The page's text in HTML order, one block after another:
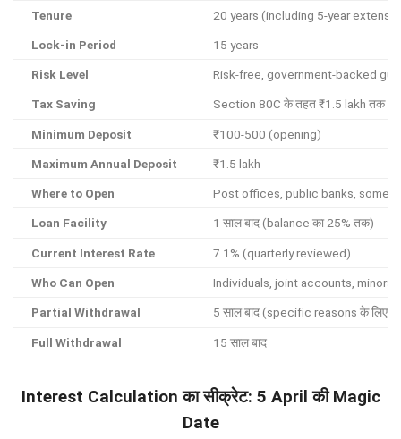
Tenure 20 years (including 5-year
Lock-in Period 15 years
Risk Level Risk-free, government-backed
Tax Saving Section 80C के तहत ₹1.5 lakh तक
Minimum Deposit ₹100-500 (opening)
Maximum Annual Deposit ₹1.5 lakh
Where to Open Post offices, public banks, some
Loan Facility 1 साल बाद (balance का 25% तक)
Current Interest Rate 7.1% (quarterly reviewed)
Who Can Open Individuals, joint accounts, minors
Partial Withdrawal 5 साल बाद (specific reasons के लिए)
Full Withdrawal 15 साल बाद
Interest Calculation का सीक्रेट: 5 April की Magic
Date